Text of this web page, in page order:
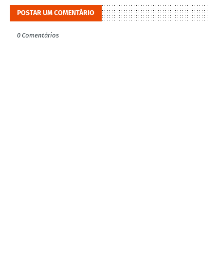
POSTAR UM COMENTÁRIO
0 Comentários